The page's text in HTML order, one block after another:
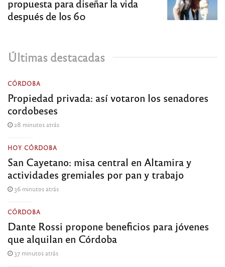
propuesta para diseñar la vida
después de los 60
Últimas destacadas
CÓRDOBA
Propiedad privada: así votaron los senadores
cordobeses
28 minutos atrás
HOY CÓRDOBA
San Cayetano: misa central en Altamira y
actividades gremiales por pan y trabajo
36 minutos atrás
CÓRDOBA
Dante Rossi propone beneficios para jóvenes
que alquilan en Córdoba
37 minutos atrás